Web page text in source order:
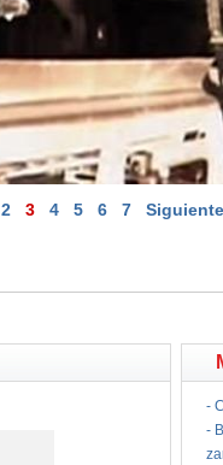
2 3 4 5 6 7 Siguiente
-
-